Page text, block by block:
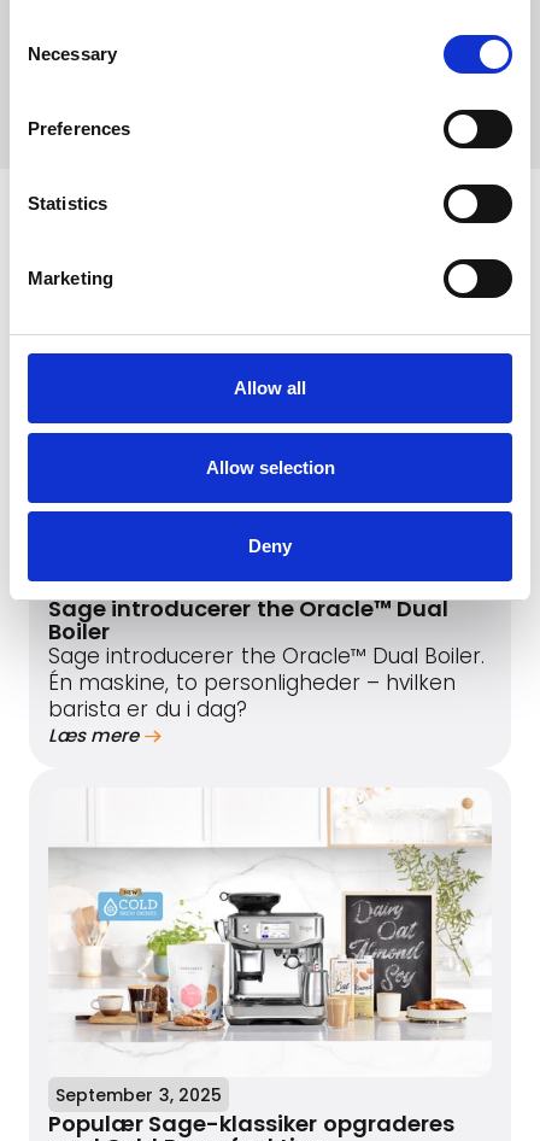
Selection
Necessary
Preferences
Statistics
Marketing
Allow all
Allow selection
Deny
Seneste nyheder
September 9, 2025
Sage introducerer the Oracle™ Dual
Boiler
Sage introducerer the Oracle™ Dual Boiler.
Én maskine, to personligheder – hvilken
barista er du i dag?
Læs mere
September 3, 2025
Populær Sage-klassiker opgraderes